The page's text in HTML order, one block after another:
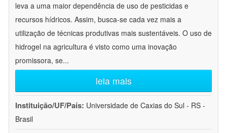
leva a uma maior dependência de uso de pesticidas e
recursos hídricos. Assim, busca-se cada vez mais a
utilização de técnicas produtivas mais sustentáveis. O uso de
hidrogel na agricultura é visto como uma inovação
promissora, se...
leia mais
Instituição/UF/País: Universidade de Caxias do Sul - RS -
Brasil